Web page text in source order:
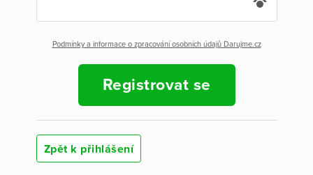
Podmínky a informace o zpracování osobních údajů Darujme.cz
Registrovat se
Zpět k přihlášení